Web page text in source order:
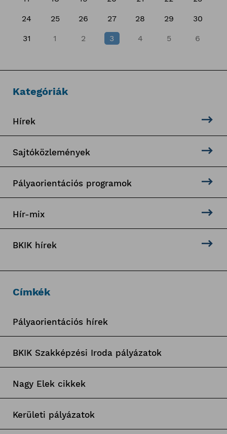
24 25 26 27 28 29 30
31 1 2 3 4 5 6
Kategóriák
Hírek
Sajtóközlemények
Pályaorientációs programok
Hír-mix
BKIK hírek
Címkék
Pályaorientációs hírek
BKIK Szakképzési Iroda pályázatok
Nagy Elek cikkek
Kerületi pályázatok